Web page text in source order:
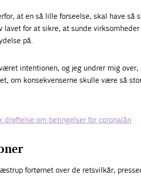
at en så lille forseelse, skal have så
lavet for at sikre, at sunde
på.
intentionen, og jeg undrer mig
om konsekvenserne skulle være så
drøftelse om betingelser for coronalån
fortørnet over de retsvilkår,